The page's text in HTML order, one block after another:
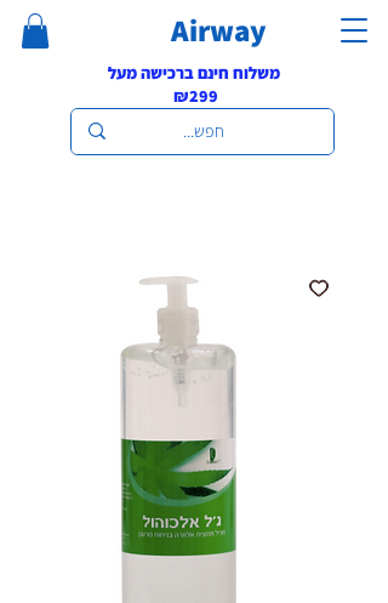
Airway
משלוח חינם ברכישה מעל
₪299